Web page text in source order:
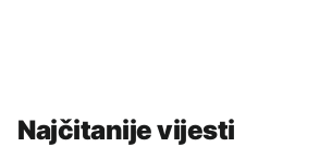
Najčitanije vijesti